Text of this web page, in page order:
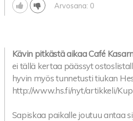
Arvosana: 0
Kävin pitkästä aikaa Café
ei tällä kertaa päässyt
hyvin myös tunnetusti tiukan
http://www.hs.fi/nyt/artikkeli/
Sapiskaa paikalle joutuu antaa